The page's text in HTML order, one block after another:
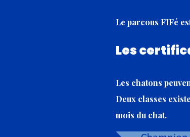
Le parcous FIFé
Les
Les chatons
Deux classes
mois du chat.